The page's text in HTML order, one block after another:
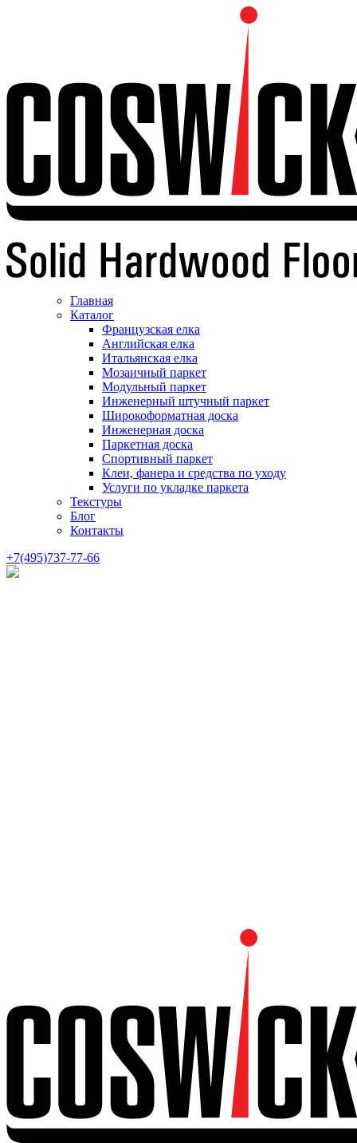
Главная
Каталог
Французская елка
Английская елка
Итальянская елка
Мозаичный паркет
Модульный паркет
Инженерный штучный паркет
Широкоформатная доска
Инженерная доска
Паркетная доска
Спортивный паркет
Клеи, фанера и средства по уходу
Услуги по укладке паркета
Текстуры
Блог
Контакты
+7(495)737-77-66